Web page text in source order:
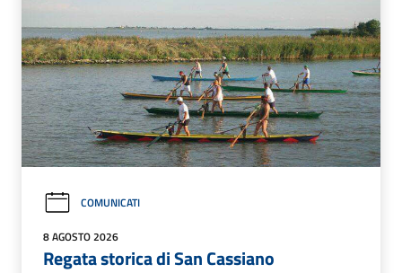
COMUNICATI
8 AGOSTO 2026
Regata storica di San Cassiano